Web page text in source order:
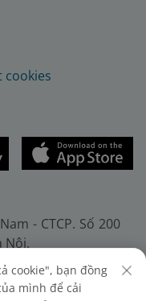
cookies
- CTCP. Số 200
Nội.
Fax: (+84-24)
cookie", bạn đồng
mình để cải